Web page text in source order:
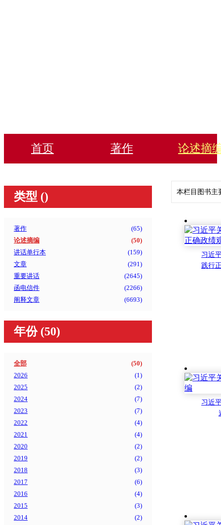
首页 著作 论述摘
类型 ()
著作 (65)
论述摘编
(50)
讲话单行本
(159)
文章
(291 )
重要讲话
(2645)
函电信件
(2266)
阐释文章
(6693)
年份 (50)
全部 (50)
2026
(1 )
2025
(2)
2024
(7)
2023
(7)
2022
(4)
2021
(4)
2020
(2)
2019
(2)
2018
(3)
2017
(6)
2016
(4)
2015
(3)
2014
(2)
本栏目图书主
习近
践行
习近